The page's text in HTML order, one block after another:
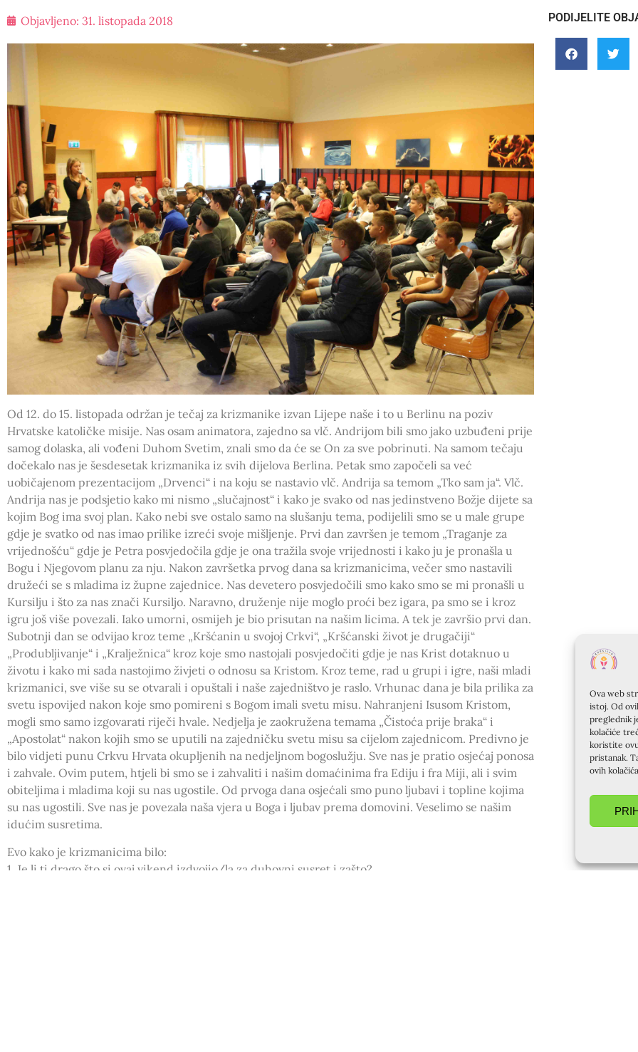
Ova web
istoj. Od
preglednik
kolačiće
koristite
pristanak.
ovih
Objavljeno: 31. listopada 2018
Od 12. do 15. listopada održan je tečaj za krizmanike izvan Lijepe naše i to u Berlinu na poziv
Hrvatske katoličke misije. Nas osam animatora, zajedno sa vlč. Andrijom bili smo jako uzbuđeni prije
samog dolaska, ali vođeni Duhom Svetim, znali smo da će se On za sve pobrinuti. Na samom tečaju
dočekalo nas je šesdesetak krizmanika iz svih dijelova Berlina. Petak smo započeli sa već
uobičajenom prezentacijom „Drvenci“ i na koju se nastavio vlč. Andrija sa temom „Tko sam ja“. Vlč.
Andrija nas je podsjetio kako mi nismo „slučajnost“ i kako je svako od nas jedinstveno Božje dijete sa
kojim Bog ima svoj plan. Kako nebi sve ostalo samo na slušanju tema, podijelili smo se u male grupe
gdje je svatko od nas imao prilike izreći svoje mišljenje. Prvi dan završen je temom „Traganje za
vrijednošću“ gdje je Petra posvjedočila gdje je ona tražila svoje vrijednosti i kako ju je pronašla u
Bogu i Njegovom planu za nju. Nakon završetka prvog dana sa krizmanicima, večer smo nastavili
družeći se s mladima iz župne zajednice. Nas devetero posvjedočili smo kako smo se mi pronašli u
Kursilju i što za nas znači Kursiljo. Naravno, druženje nije moglo proći bez igara, pa smo se i kroz
igru još više povezali. Iako umorni, osmijeh je bio prisutan na našim licima. A tek je završio prvi dan.
Subotnji dan se odvijao kroz teme „Kršćanin u svojoj Crkvi“, „Kršćanski život je drugačiji“
„Produbljivanje“ i „Kralježnica“ kroz koje smo nastojali posvjedočiti gdje je nas Krist dotaknuo u
životu i kako mi sada nastojimo živjeti o odnosu sa Kristom. Kroz teme, rad u grupi i igre, naši mladi
krizmanici, sve više su se otvarali i opuštali i naše zajedništvo je raslo. Vrhunac dana je bila prilika za
svetu ispovijed nakon koje smo pomireni s Bogom imali svetu misu. Nahranjeni Isusom Kristom,
mogli smo samo izgovarati riječi hvale. Nedjelja je zaokružena temama „Čistoća prije braka“ i
„Apostolat“ nakon kojih smo se uputili na zajedničku svetu misu sa cijelom zajednicom. Predivno je
bilo vidjeti punu Crkvu Hrvata okupljenih na nedjeljnom bogoslužju. Sve nas je pratio osjećaj ponosa
i zahvale. Ovim putem, htjeli bi smo se i zahvaliti i našim domaćinima fra Ediju i fra Miji, ali i svim
obiteljima i mladima koji su nas ugostile. Od prvoga dana osjećali smo puno ljubavi i topline kojima
su nas ugostili. Sve nas je povezala naša vjera u Boga i ljubav prema domovini. Veselimo se našim
idućim susretima.
Evo kako je krizmanicima bilo:
1. Je li ti drago što si ovaj vikend izdvojio/la za duhovni susret i zašto?
PODIJELITE